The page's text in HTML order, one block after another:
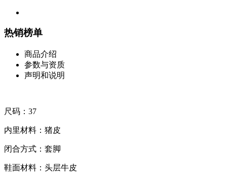
热销榜单
商品介绍
参数与资质
声明和说明
尺码：37
内里材料：猪皮
闭合方式：套脚
鞋面材料：头层牛皮